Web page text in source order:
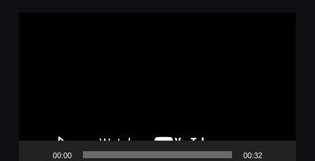
00:00 00:32